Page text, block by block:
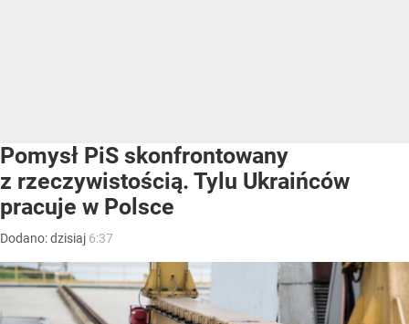
Pomysł PiS skonfrontowany
z rzeczywistością. Tylu Ukraińców
pracuje w Polsce
Dodano:dzisiaj 6:37